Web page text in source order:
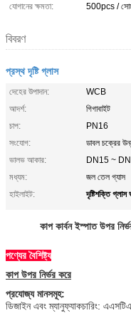
যোগানের ক্ষমতা:
500pcs /
বিবরণ
প্রস্থ দৃষ্টি গ্লাস
দেহের উপাদান:
WCB
আদর্শ:
গিগাবাইট
চাপ:
PN16
সংযোগ:
ডাবল চক্রের
ভালভ আকার:
DN15 ~
মধ্যম:
জল তেল গ্যাস
হাইলাইট:
দৃষ্টিশক্তি
কাপ কার্বন ইস্পাত উপর
পণ্যের বৈশিষ্ট্য
কাপ উপর নির্ভর করে
প্রযোজ্য মানসমূহ:
ডিজাইন এবং ম্যানুফ্যাকচারিং: